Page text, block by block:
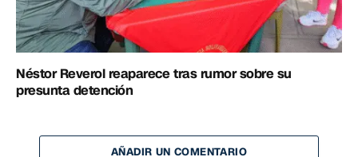
Néstor Reverol reaparece tras rumor sobre su
presunta detención
AÑADIR UN COMENTARIO